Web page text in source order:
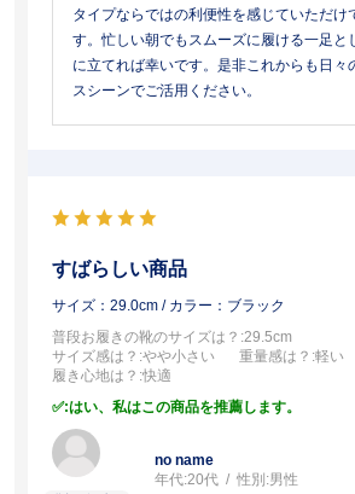
タイプならではの利便性を感じていただけ
す。忙しい朝でもスムーズに履ける一足と
に立てれば幸いです。是非これからも日々
スシーンでご活用ください。
すばらしい商品
サイズ：29.0cm / カラー：ブラック
普段お履きの靴のサイズは？ :29.5cm
サイズ感は？ :やや小さい 重量感は？ :軽い
履き心地は？ :快適
:はい、私はこの商品を推薦します。
no name
年代:20代 性別:男性